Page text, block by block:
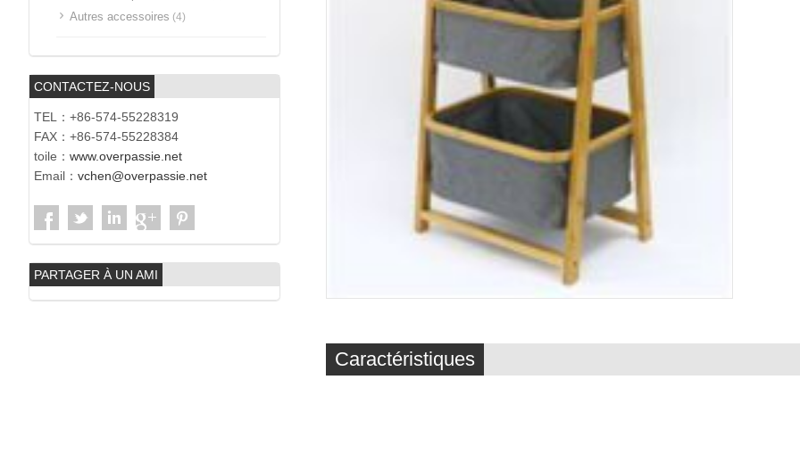
Caractéristiques
Autres accessoires (4)
CONTACTEZ-NOUS
TEL：+86-574-55228319
FAX：+86-574-55228384
toile： www.overpassie.net
Email： vchen@overpassie.net
PARTAGER À UN AMI